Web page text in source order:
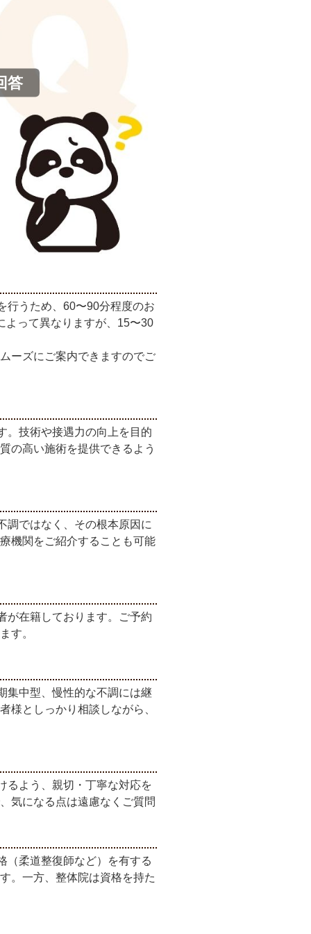
答
行うため、60〜90分程度のお
よって異なりますが、15〜30
ーズにご案内できますのでご
。技術や接遇力の向上を目的
の高い施術を提供できるよう
調ではなく、その根本原因に
機関をご紹介することも可能
が在籍しております。ご予約
す。
集中型、慢性的な不調には継
様としっかり相談しながら、
るよう、親切・丁寧な対応を
気になる点は遠慮なくご質問
（柔道整復師など）を有する
。一方、整体院は資格を持た